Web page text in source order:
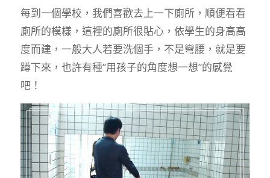
每到一個學校，我們喜歡去上一下廁所，順便看看
廁所的模樣，這裡的廁所很貼心，依學生的身高高
度而建，一般大人若要洗個手，不是彎腰，就是要
蹲下來，也許有種”用孩子的角度想一想”的感覺
吧！